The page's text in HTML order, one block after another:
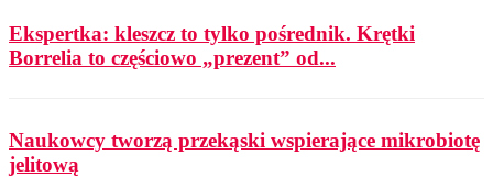
Ekspertka: kleszcz to tylko pośrednik. Krętki
Borrelia to częściowo „prezent” od...
Naukowcy tworzą przekąski wspierające mikrobiotę
jelitową